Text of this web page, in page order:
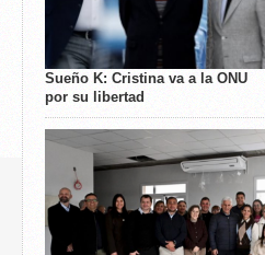
Sueño K: Cristina va a la ONU
por su libertad